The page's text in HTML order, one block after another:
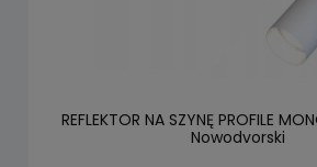
REFLEKTOR NA SZYNĘ PROFILE
Nowodvorski